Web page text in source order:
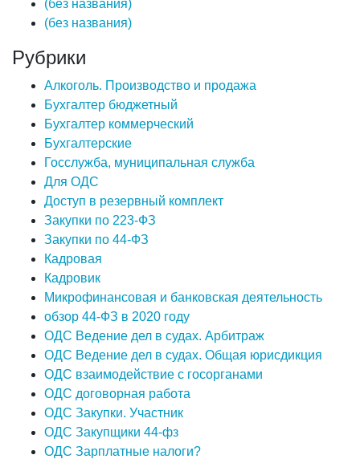
(без названия)
(без названия)
Рубрики
Алкоголь. Производство и продажа
Бухгалтер бюджетный
Бухгалтер коммерческий
Бухгалтерские
Госслужба, муниципальная служба
Для ОДС
Доступ в резервный комплект
Закупки по 223-ФЗ
Закупки по 44-ФЗ
Кадровая
Кадровик
Микрофинансовая и банковская деятельность
обзор 44-ФЗ в 2020 году
ОДС Ведение дел в судах. Арбитраж
ОДС Ведение дел в судах. Общая юрисдикция
ОДС взаимодействие с госорганами
ОДС договорная работа
ОДС Закупки. Участник
ОДС Закупщики 44-фз
ОДС Зарплатные налоги?